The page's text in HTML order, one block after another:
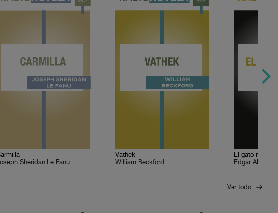
Sheridan Le Fanu
Vathek
William Beckford
El gato negro
Edgar Allan
Ver todo